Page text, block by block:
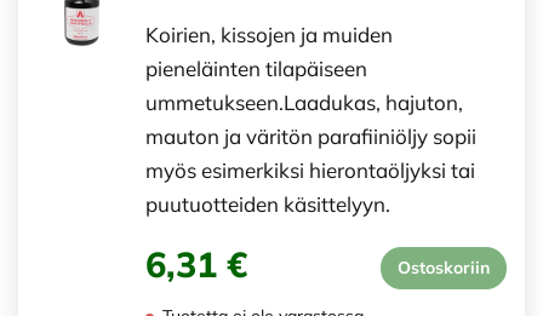
Koirien, kissojen ja muiden
pieneläinten tilapäiseen
ummetukseen.Laadukas, hajuton,
mauton ja väritön parafiiniöljy sopii
myös esimerkiksi hierontaöljyksi tai
puutuotteiden käsittelyyn.
6,31 € Ostoskoriin